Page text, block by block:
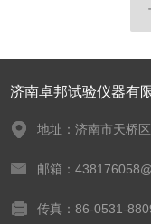
济南卓邦试验仪器有
地址：济南市天桥
邮箱：
传真：86-0531-